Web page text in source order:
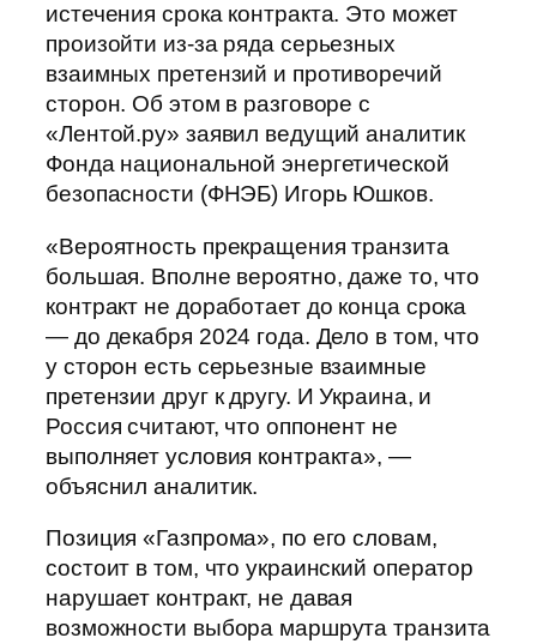
истечения срока контракта. Это может
произойти из-за ряда серьезных
взаимных претензий и противоречий
сторон. Об этом в разговоре с
«Лентой.ру» заявил ведущий аналитик
Фонда национальной энергетической
безопасности (ФНЭБ) Игорь Юшков.
«Вероятность прекращения транзита
большая. Вполне вероятно, даже то, что
контракт не доработает до конца срока
— до декабря 2024 года. Дело в том, что
у сторон есть серьезные взаимные
претензии друг к другу. И Украина, и
Россия считают, что оппонент не
выполняет условия контракта», —
объяснил аналитик.
Позиция «Газпрома», по его словам,
состоит в том, что украинский оператор
нарушает контракт, не давая
возможности выбора маршрута транзита